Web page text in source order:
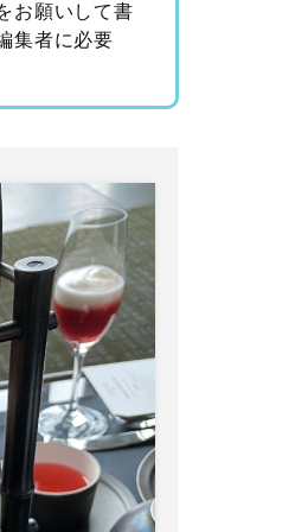
お願いして書
集者に必要